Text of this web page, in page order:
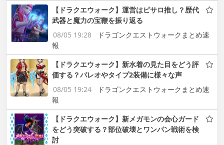
【ドラクエウォーク】運営はピサロ推し？歴代
武器と魔力の宝鞭を振り返る
08/05 19:28
ドラゴンクエストウォークまとめ速
報
【ドラクエウォーク】新水着の見た目をどう評
価する？パレオやタイプ2装備に様々な声
08/05 19:24
ドラゴンクエストウォークまとめ速
報
【ドラクエウォーク】新メガモンの会心ガード
をどう突破する？部位破壊とワンパン戦術を検
討